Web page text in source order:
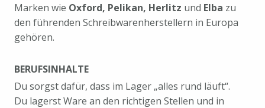
Marken wie Oxford, Pelikan, Herlitz und Elba zu
den führenden Schreibwarenherstellern in Europa
gehören.
BERUFSINHALTE
Du sorgst dafür, dass im Lager „alles rund läuft“.
Du lagerst Ware an den richtigen Stellen und in